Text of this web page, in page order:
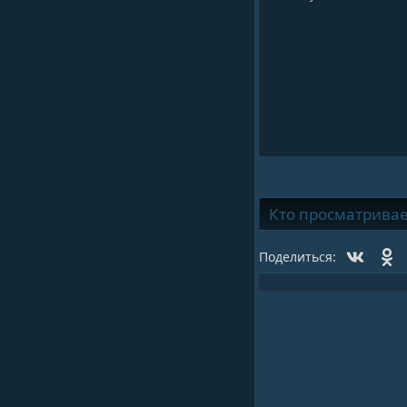
Кто
Поделиться: Vk